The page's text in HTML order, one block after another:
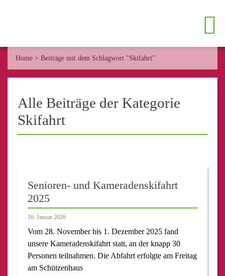
Home > Beiträge mit dem Schlagwort "Skifahrt"
Alle Beiträge der Kategorie
Skifahrt
Senioren- und Kameradenskifahrt
2025
16. Januar 2026
Vom 28. November bis 1. Dezember 2025 fand
unsere Kameradenskifahrt statt, an der knapp 30
Personen teilnahmen. Die Abfahrt erfolgte am Freitag
am Schützenhaus